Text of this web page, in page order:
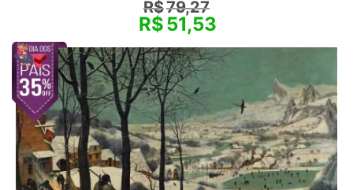
R$79,27
R$51,53